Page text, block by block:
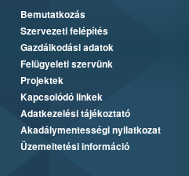
Bemutatkozás
Szervezeti felépítés
Gazdálkodási adatok
Felügyeleti szervünk
Projektek
Kapcsolódó linkek
Adatkezelési tájékoztató
Akadálymentességi nyilatkozat
Üzemeltetési információ